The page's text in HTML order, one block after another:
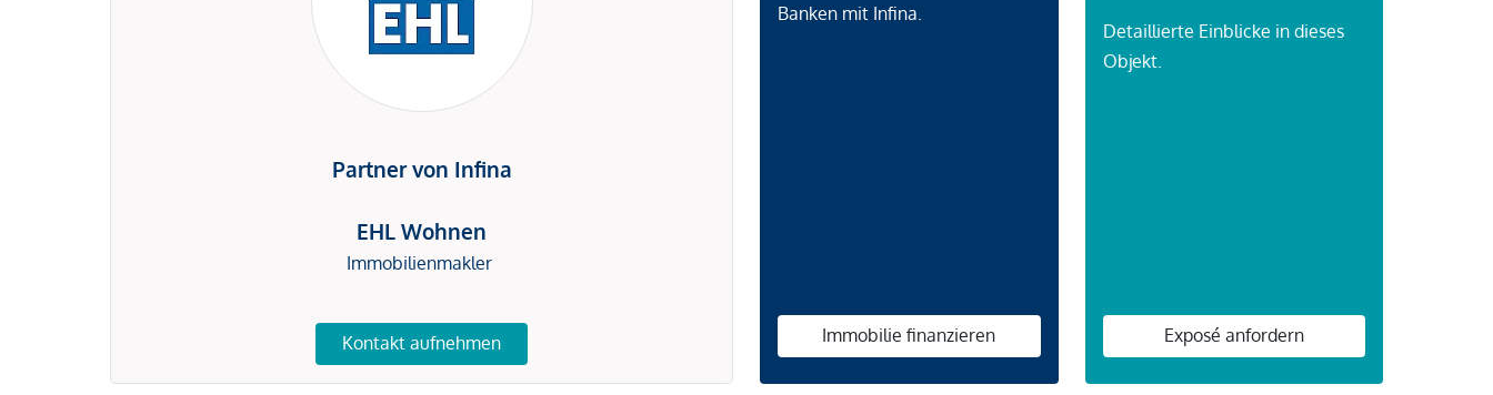
Partner von Infina
EHL Wohnen
Immobilienmakler
Kontakt aufnehmen
Banken mit Infina.
Immobilie finanzieren
Detaillierte Einblicke in dieses
Objekt.
Exposé anfordern